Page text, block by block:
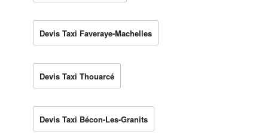
Devis Taxi Faveraye-Machelles
Devis Taxi Thouarcé
Devis Taxi Bécon-Les-Granits